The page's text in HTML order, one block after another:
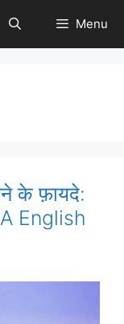
Menu
के फ़ायदे:
English